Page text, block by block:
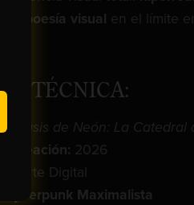
poesía visual en el límite
TÉCNICA:
Éxtasis de Neón: La Catedral
creación: 2026
Arte Digital
Cyberpunk Maximalista